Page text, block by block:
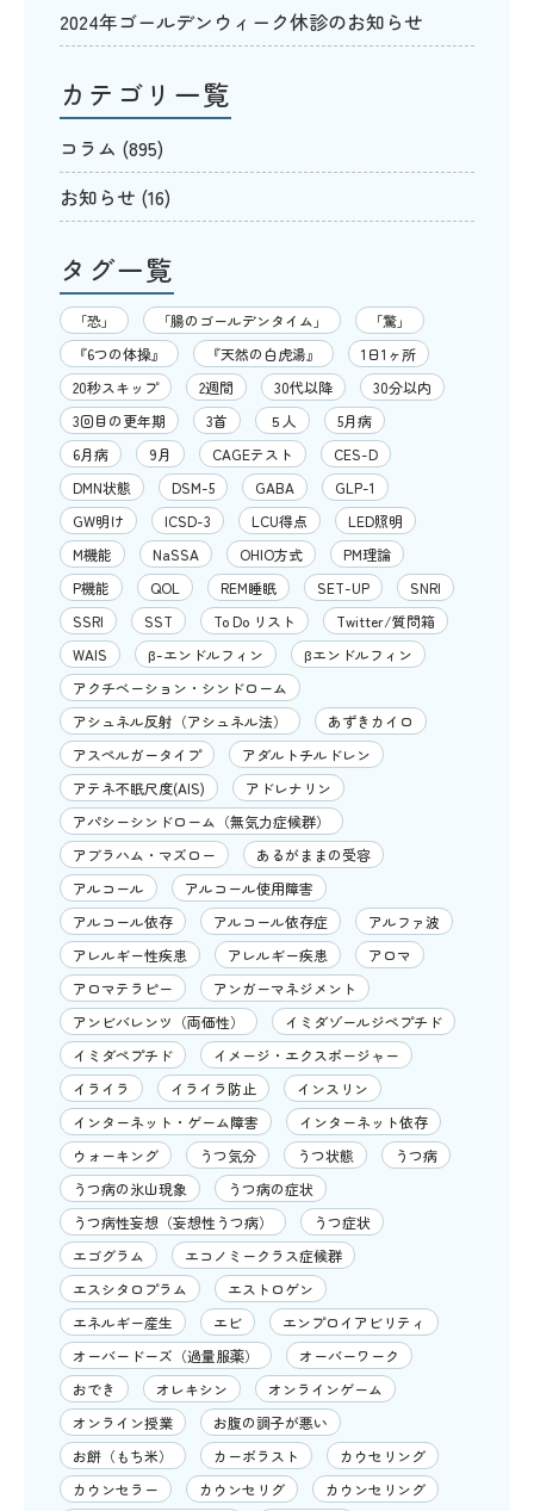
2024年ゴールデンウィーク休診のお知らせ
カテゴリ一覧
コラム (895)
お知らせ (16)
タグ一覧
「恐」 「腸のゴールデンタイム」
「驚」
『6つの体操』
『天然の白虎湯』
1日1ヶ所
20秒スキップ
2週間 30代以降
30分以内
3回目の更年期
3首 ５人
5月病
6月病
9月 CAGEテスト
CES-D
DMN状態
DSM-5 GABA
GLP-1
GW明け
ICSD-3 LCU得点
LED照明
M機能
NaSSA OHIO方式
PM理論
P機能
QOL REM睡眠 SET-UP
SNRI
SSRI
SST To Do リスト
Twitter/質問箱
WAIS
β-エンドルフィン
βエンドルフィン
アクチベーション・シンドローム
アシュネル反射（アシュネル法）
あずきカイロ
アスペルガータイプ
アダルトチルドレン
アテネ不眠尺度(AIS)
アドレナリン
アパシーシンドローム（無気力症候群）
アブラハム・マズロー
あるがままの受容
アルコール
アルコール使用障害
アルコール依存
アルコール依存症
アルファ波
アレルギー性疾患
アレルギー疾患
アロマ
アロマテラピー
アンガーマネジメント
アンビバレンツ（両価性）
イミダゾールジペプチド
イミダペプチド
イメージ・エクスポージャー
イライラ
イライラ防止
インスリン
インターネット・ゲーム障害
インターネット依存
ウォーキング
うつ気分 うつ状態
うつ病
うつ病の氷山現象
うつ病の症状
うつ病性妄想（妄想性うつ病）
うつ症状
エゴグラム
エコノミークラス症候群
エスシタロプラム
エストロゲン
エネルギー産生
エビ
エンプロイアビリティ
オーバードーズ（過量服薬）
オーバーワーク
おでき
オレキシン
オンラインゲーム
オンライン授業
お腹の調子が悪い
お餅（もち米）
カーボラスト
カウセリング
カウンセラー
カウンセリグ
カウンセリング